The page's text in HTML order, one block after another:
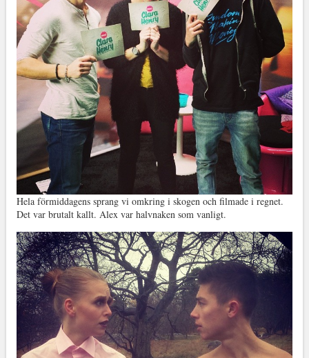
Hela förmiddagens sprang vi omkring i skogen och filmade i regnet.
Det var brutalt kallt. Alex var halvnaken som vanligt.